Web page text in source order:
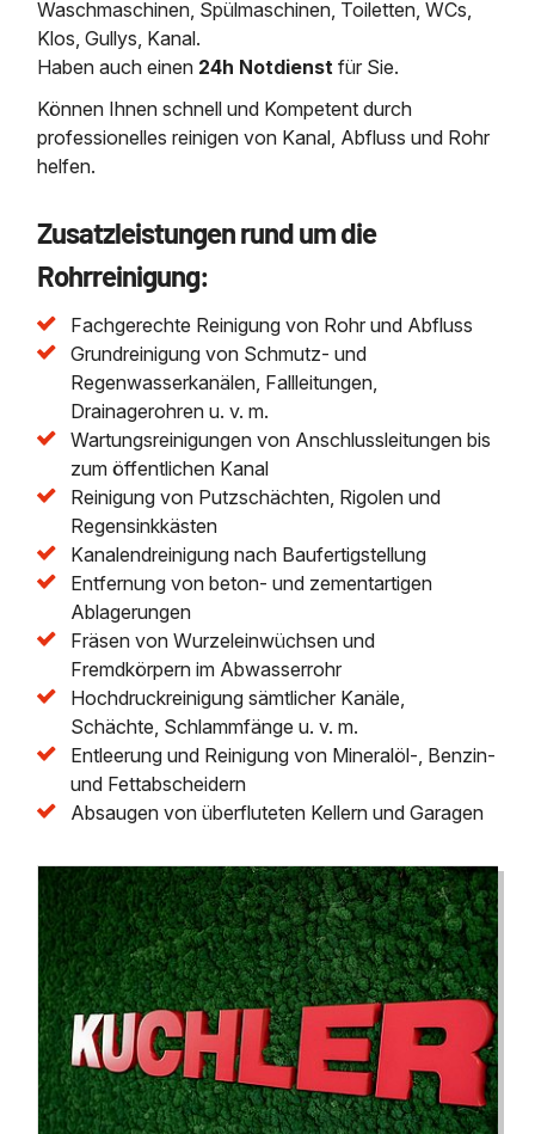
Waschmaschinen, Spülmaschinen, Toiletten, WCs,
Klos, Gullys, Kanal.
Haben auch einen 24h Notdienst für Sie.
Können Ihnen schnell und Kompetent durch
professionelles reinigen von Kanal, Abfluss und Rohr
helfen.
Zusatzleistungen rund um die
Rohrreinigung:
Fachgerechte Reinigung von Rohr und Abfluss
Grundreinigung von Schmutz- und
Regenwasserkanälen, Fallleitungen,
Drainagerohren u. v. m.
Wartungsreinigungen von Anschlussleitungen bis
zum öffentlichen Kanal
Reinigung von Putzschächten, Rigolen und
Regensinkkästen
Kanalendreinigung nach Baufertigstellung
Entfernung von beton- und zementartigen
Ablagerungen
Fräsen von Wurzeleinwüchsen und
Fremdkörpern im Abwasserrohr
Hochdruckreinigung sämtlicher Kanäle,
Schächte, Schlammfänge u. v. m.
Entleerung und Reinigung von Mineralöl-, Benzin-
und Fettabscheidern
Absaugen von überfluteten Kellern und Garagen